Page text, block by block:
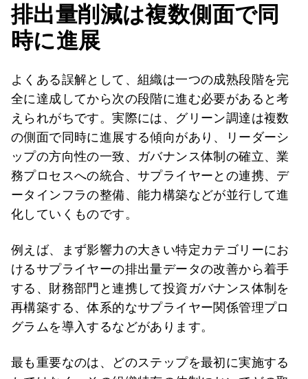
排出量削減は複数側面で同
時に進展
よくある誤解として、組織は一つの成熟段階を完
全に達成してから次の段階に進む必要があると考
えられがちです。実際には、グリーン調達は複数
の側面で同時に進展する傾向があり、リーダーシ
ップの方向性の一致、ガバナンス体制の確立、業
務プロセスへの統合、サプライヤーとの連携、デ
ータインフラの整備、能力構築などが並行して進
化していくものです。
例えば、まず影響力の大きい特定カテゴリーにお
けるサプライヤーの排出量データの改善から着手
する、財務部門と連携して投資ガバナンス体制を
再構築する、体系的なサプライヤー関係管理プロ
グラムを導入するなどがあります。
最も重要なのは、どのステップを最初に実施する